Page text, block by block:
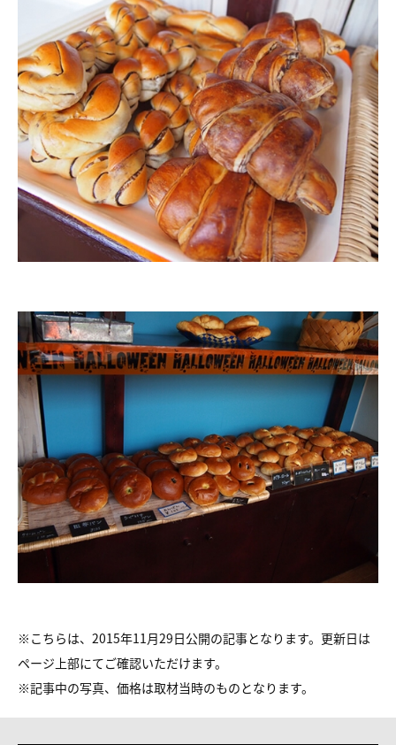
※こちらは、2015年11月29日公開の記事となります。更新日は
ページ上部にてご確認いただけます。
※記事中の写真、価格は取材当時のものとなります。